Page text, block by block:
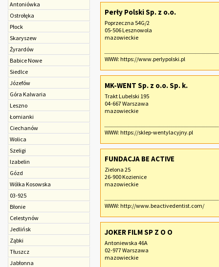
Antoniówka
Ostrołęka
Płock
Skaryszew
Żyrardów
Babice Nowe
Siedlce
Józefów
Góra Kalwaria
Leszno
Łomianki
Ciechanów
Wolica
Szeligi
Izabelin
Gózd
Wólka Kosowska
03-925
Błonie
Celestynów
Jedlińsk
Ząbki
Tłuszcz
Jabłonna
Perły Polski Sp. z o.o.
Poprzeczna 54G/2
05-506 Lesznowola
mazowieckie
WWW: https://www.perlypolski.pl
MK-WENT Sp. z o.o. Sp. k.
Trakt Lubelski 195
04-667 Warszawa
mazowieckie
WWW: https://sklep-wentylacyjny.pl
FUNDACJA BE ACTIVE
Zielona 25
26-900 Kozienice
mazowieckie
WWW: http://www.beactivedentist.com/
JOKER FILM SP Z O O
Antoniewska 46A
02-977 Warszawa
mazowieckie